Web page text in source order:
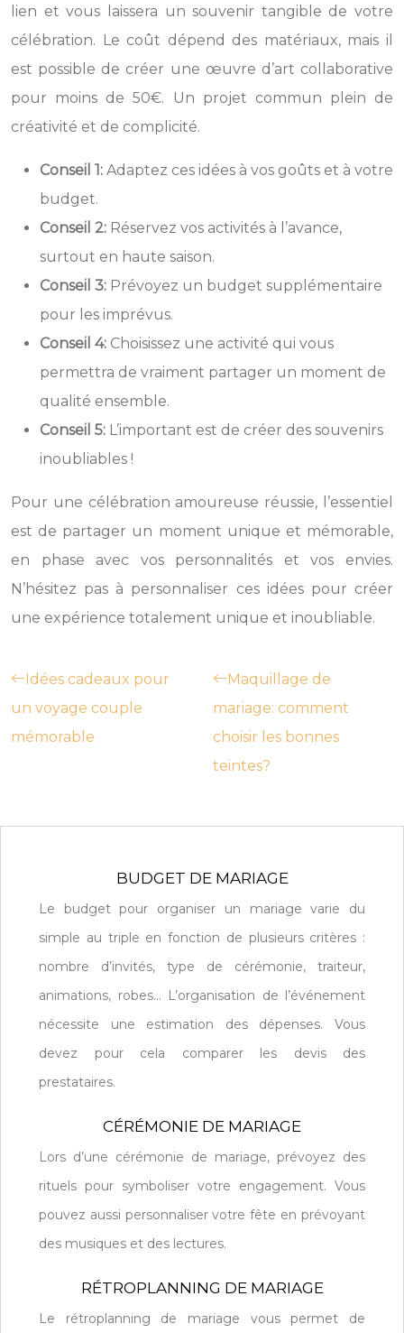
lien et vous laissera un souvenir tangible de votre
célébration. Le coût dépend des matériaux, mais il
est possible de créer une œuvre d’art collaborative
pour moins de 50€. Un projet commun plein de
créativité et de complicité.
Conseil 1: Adaptez ces idées à vos goûts et à votre
budget.
Conseil 2: Réservez vos activités à l’avance,
surtout en haute saison.
Conseil 3: Prévoyez un budget supplémentaire
pour les imprévus.
Conseil 4: Choisissez une activité qui vous
permettra de vraiment partager un moment de
qualité ensemble.
Conseil 5: L’important est de créer des souvenirs
inoubliables !
Pour une célébration amoureuse réussie, l’essentiel
est de partager un moment unique et mémorable,
en phase avec vos personnalités et vos envies.
N’hésitez pas à personnaliser ces idées pour créer
une expérience totalement unique et inoubliable.
Idées cadeaux pour
un voyage couple
mémorable
Maquillage de
mariage: comment
choisir les bonnes
teintes?
BUDGET DE MARIAGE
Le budget pour organiser un mariage varie du
simple au triple en fonction de plusieurs critères :
nombre d’invités, type de cérémonie, traiteur,
animations, robes… L’organisation de l’événement
nécessite une estimation des dépenses. Vous
devez pour cela comparer les devis des
prestataires.
CÉRÉMONIE DE MARIAGE
Lors d’une cérémonie de mariage, prévoyez des
rituels pour symboliser votre engagement. Vous
pouvez aussi personnaliser votre fête en prévoyant
des musiques et des lectures.
RÉTROPLANNING DE MARIAGE
Le rétroplanning de mariage vous permet de